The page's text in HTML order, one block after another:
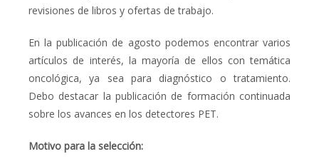
revisiones de libros y ofertas de trabajo.
En la publicación de agosto podemos encontrar varios
artículos de interés, la mayoría de ellos con temática
oncológica, ya sea para diagnóstico o tratamiento.
Debo destacar la publicación de formación continuada
sobre los avances en los detectores PET.
Motivo para la selección: